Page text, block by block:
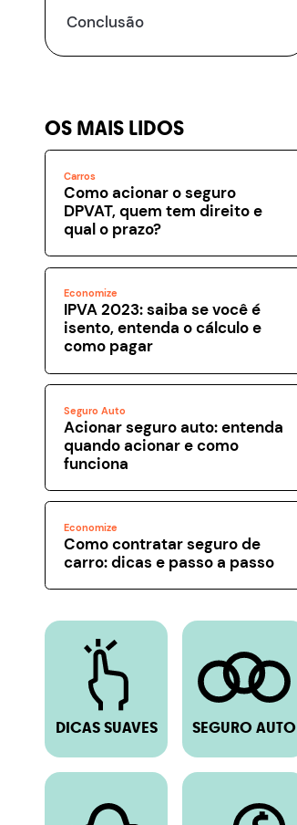
Conclusão
OS MAIS LIDOS
Carros
Como acionar o seguro
DPVAT, quem tem direito e
qual o prazo?
Economize
IPVA 2023: saiba se você é
isento, entenda o cálculo e
como pagar
Seguro Auto
Acionar seguro auto: entenda
quando acionar e como
funciona
Economize
Como contratar seguro de
carro: dicas e passo a passo
DICAS SUAVES SEGURO AUTO